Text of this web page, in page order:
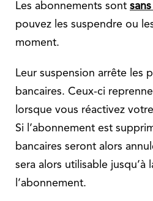
Les abonnements sont
pouvez les suspendre ou
moment.
Leur suspension arrête les
bancaires. Ceux-ci
lorsque vous réactivez
Si l’abonnement est
bancaires seront alors
sera alors utilisable jusqu’à
l’abonnement.